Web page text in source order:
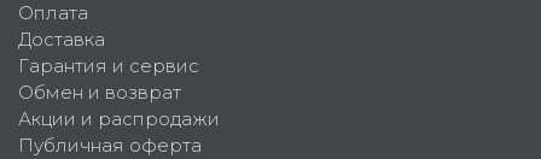
Оплата
Доставка
Гарантия и сервис
Обмен и возврат
Акции и распродажи
Публичная оферта